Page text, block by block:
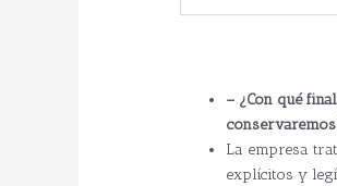
– ¿Con qué
La empresa
explícitos y